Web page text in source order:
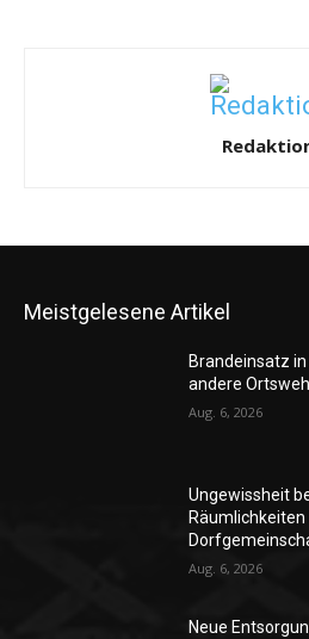
Meistgelesene Artikel
Brandeinsatz
andere
Aug. 6, 2026
Ungewissheit
Räumlichkeiten
Aug. 6, 2026
Neue